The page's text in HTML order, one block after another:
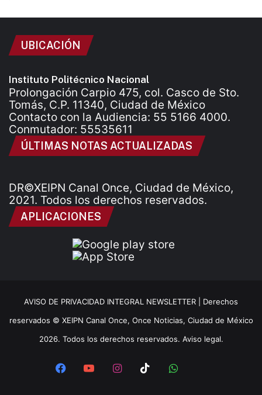
UBICACIÓN
Instituto Politécnico Nacional
Prolongación Carpio 475, col. Casco de Sto.
Tomás, C.P. 11340, Ciudad de México
Contacto con la Audiencia: 55 5166 4000.
Conmutador: 55535611
ÚLTIMAS NOTAS ACTUALIZADAS
DR©XEIPN Canal Once, Ciudad de México,
2021. Todos los derechos reservados.
APLICACIONES
AVISO DE PRIVACIDAD INTEGRAL NEWSLETTER | Derechos
reservados © XEIPN Canal Once, Once Noticias, Ciudad de México
2026. Todos los derechos reservados. Aviso legal.
FacebookYouTubeInstagram
TikTokWhatsApp